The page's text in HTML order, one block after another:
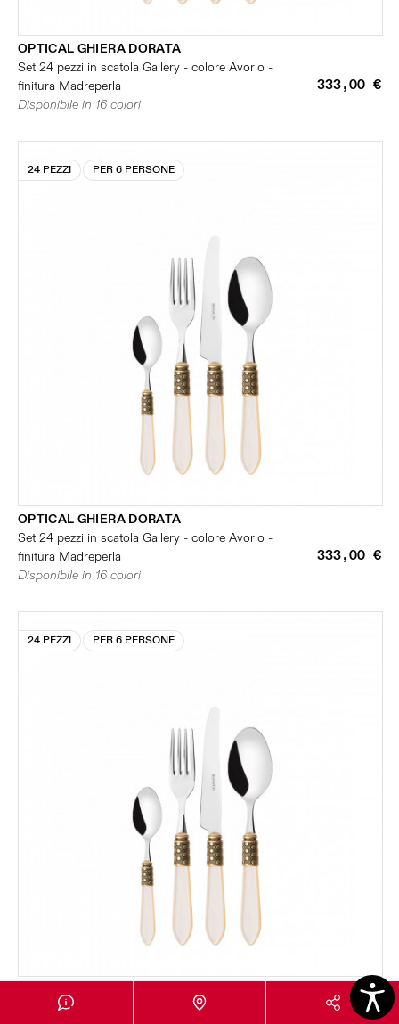
OPTICAL GHIERA DORATA
Set 24 pezzi in scatola Gallery - colore Avorio -
finitura Madreperla
333,00 €
Disponibile in 16 colori
24 PEZZI PER 6 PERSONE
OPTICAL GHIERA DORATA
Set 24 pezzi in scatola Gallery - colore Avorio -
finitura Madreperla
333,00 €
Disponibile in 16 colori
24 PEZZI PER 6 PERSONE
Set 24 pezzi in scatola Gallery - colore Avorio -